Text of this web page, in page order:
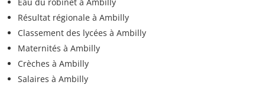
Eau du robinet à Ambilly
Résultat régionale à Ambilly
Classement des lycées à Ambilly
Maternités à Ambilly
Crèches à Ambilly
Salaires à Ambilly